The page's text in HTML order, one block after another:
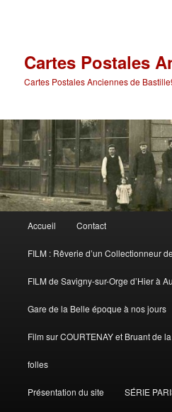
Cartes Postales
Cartes Postales Anciennes de
principal
Accueil Contact
FILM : Rêverie d’un Collectionneur
FILM de Savigny-sur-Orge d’Hier à
Gare de la Belle époque à nos jours
Film sur COURTENAY et Bruant de
folles
Présentation du site SÉRIE